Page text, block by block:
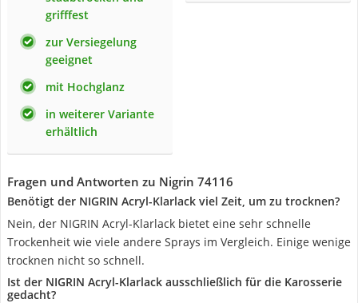
grifffest
zur Versiegelung
geeignet
mit Hochglanz
in weiterer Variante
erhältlich
Fragen und Antworten zu Nigrin 74116
Benötigt der NIGRIN Acryl-Klarlack viel Zeit, um zu trocknen?
Nein, der NIGRIN Acryl-Klarlack bietet eine sehr schnelle
Trockenheit wie viele andere Sprays im Vergleich. Einige wenige
trocknen nicht so schnell.
Ist der NIGRIN Acryl-Klarlack ausschließlich für die Karosserie
gedacht?